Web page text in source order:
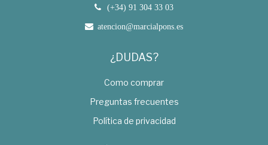
(+34) 91 304 33 03
atencion@marcialpons.es
¿DUDAS?
Como comprar
Preguntas frecuentes
Política de privacidad